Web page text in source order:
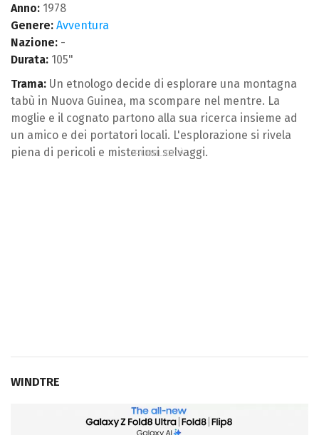
Anno: 1978
Genere: Avventura
Nazione: -
Durata: 105"
Trama: Un etnologo decide di esplorare una montagna
tabù in Nuova Guinea, ma scompare nel mentre. La
moglie e il cognato partono alla sua ricerca insieme ad
un amico e dei portatori locali. L'esplorazione si rivela
piena di pericoli e misteriosi selvaggi.
WINDTRE